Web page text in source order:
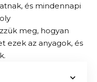
és mindennapi
meg, hogyan
ezek az anyagok, és